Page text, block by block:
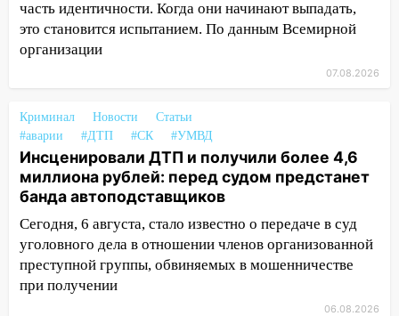
11:25 В Ульяновске ИИ будет выявлять
нарушителей на контейнерных
площадках
золота в составе сборной мира
11:16 В Ульяновске открыли памятную
доску декабристу Кондратию Рылееву
10:40
В Ульяновске спасатели ночью
нашли потерявшегося в заброшенных
садах 79-летнего мужчину
10:26 На нескольких улицах Ульяновска
временно отключили холодную воду
часть идентичности. Когда они начинают выпадать,
это становится испытанием. По данным Всемирной
организации
07.08.2026
Криминал Новости
Статьи
#аварии
#ДТП #СК #УМВД
Инсценировали ДТП и получили более 4,6
миллиона рублей: перед судом предстанет
банда автоподставщиков
Сегодня, 6 августа, стало известно о передаче в суд
уголовного дела в отношении членов организованной
преступной группы, обвиняемых в мошенничестве
при получении
06.08.2026